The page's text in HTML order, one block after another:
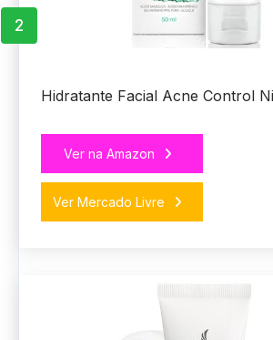
2
Hidratante Facial Acne Control
Ver na Amazon
Ver Mercado Livre